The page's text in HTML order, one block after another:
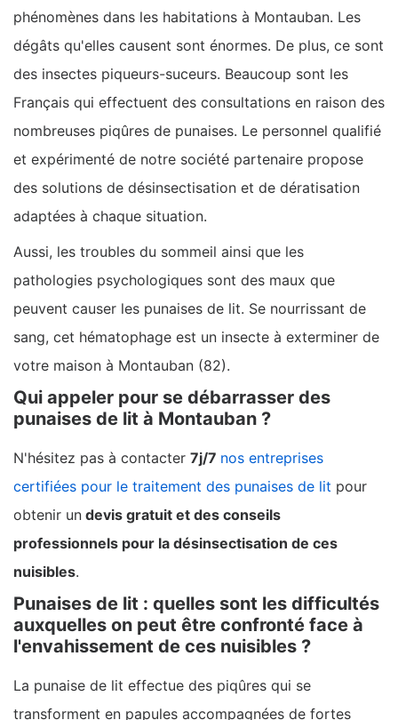
phénomènes dans les habitations à Montauban. Les
dégâts qu'elles causent sont énormes. De plus, ce sont
des insectes piqueurs-suceurs. Beaucoup sont les
Français qui effectuent des consultations en raison des
nombreuses piqûres de punaises. Le personnel qualifié
et expérimenté de notre société partenaire propose
des solutions de désinsectisation et de dératisation
adaptées à chaque situation.
Aussi, les troubles du sommeil ainsi que les
pathologies psychologiques sont des maux que
peuvent causer les punaises de lit. Se nourrissant de
sang, cet hématophage est un insecte à exterminer de
votre maison à Montauban (82).
Qui appeler pour se débarrasser des
punaises de lit à Montauban ?
N'hésitez pas à contacter 7j/7 nos entreprises
certifiées pour le traitement des punaises de lit pour
obtenir un devis gratuit et des conseils
professionnels pour la désinsectisation de ces
nuisibles.
Punaises de lit : quelles sont les difficultés
auxquelles on peut être confronté face à
l'envahissement de ces nuisibles ?
La punaise de lit effectue des piqûres qui se
transforment en papules accompagnées de fortes